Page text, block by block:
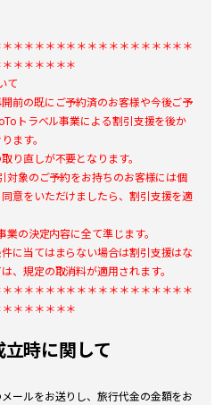
＊＊＊＊＊＊＊＊＊＊＊＊＊＊＊＊＊
＊＊＊＊＊＊
て
前の既にご予約済のお客様や今後ご予
トラベル事業による割引支援を後か
ます。
り直しが不要となります。
対象のご予約をお持ちのお客様には個
意をいただけましたら、割引支援を適
の決定内容に全て準じます。
に当てはまらない場合は割引支援はな
、規定の取消料が適用されます。
＊＊＊＊＊＊＊＊＊＊＊＊＊＊＊＊＊
＊＊＊＊＊＊
時に関して
ールをお送りし、旅行代金の金額をお